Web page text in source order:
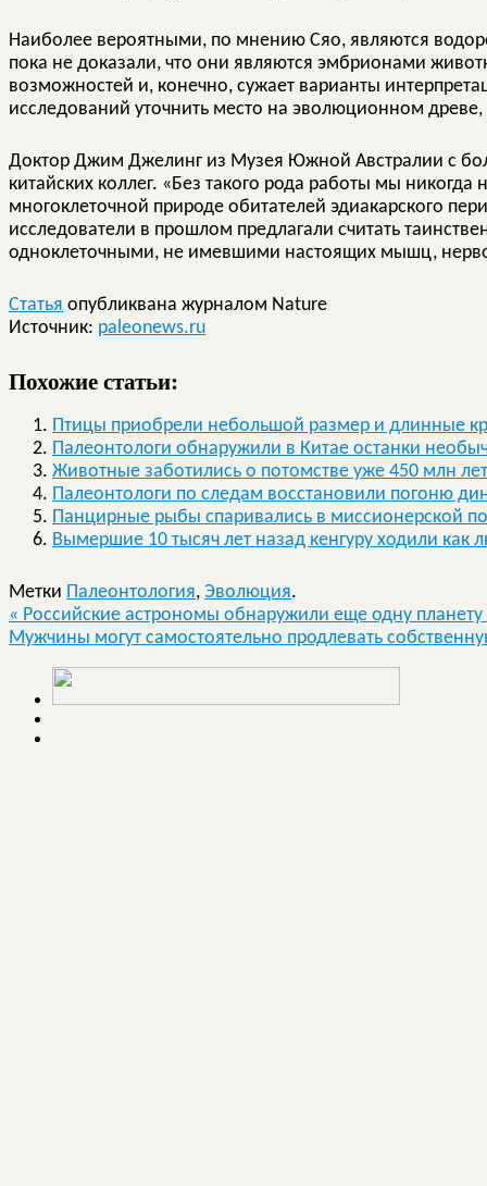
Наиболее вероятными, по мнению Сяо, являются
пока не доказали, что они являются эмбрионами
возможностей и, конечно, сужает варианты
исследований уточнить место на эволюционном древе,
Доктор Джим Джелинг из Музея Южной Австралии с
китайских коллег. «Без такого рода работы мы
многоклеточной природе обитателей эдиакарского
исследователи в прошлом предлагали считать
одноклеточными, не имевшими настоящих мышц,
Статья опубликвана журналом Nature
Источник: paleonews.ru
Похожие статьи:
Птицы приобрели небольшой размер и длинные
Палеонтологи обнаружили в Китае останки
Животные заботились о потомстве уже 450 млн
Палеонтологи по следам восстановили погоню
Панцирные рыбы спаривались в миссионерской
Вымершие 10 тысяч лет назад кенгуру ходили как
Метки Палеонтология, Эволюция.
« Российские астрономы обнаружили еще одну
Мужчины могут самостоятельно продлевать